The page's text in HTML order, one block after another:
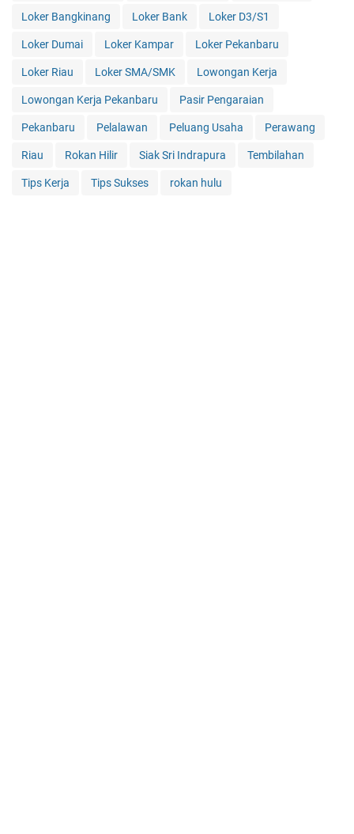
Loker Bangkinang Loker Bank Loker D3/S1
Loker Dumai Loker Kampar Loker Pekanbaru
Loker Riau Loker SMA/SMK Lowongan Kerja
Lowongan Kerja Pekanbaru Pasir Pengaraian
Pekanbaru Pelalawan Peluang Usaha Perawang
Riau Rokan Hilir Siak Sri Indrapura Tembilahan
Tips Kerja Tips Sukses rokan hulu